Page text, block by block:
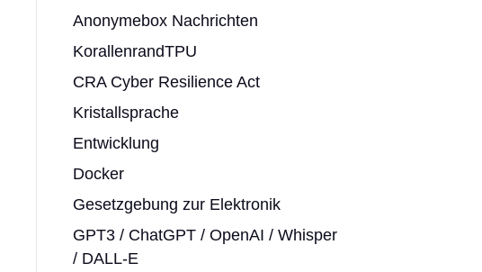
Anonymebox Nachrichten
KorallenrandTPU
CRA Cyber Resilience Act
Kristallsprache
Entwicklung
Docker
Gesetzgebung zur Elektronik
GPT3 / ChatGPT / OpenAI / Whisper
/ DALL-E